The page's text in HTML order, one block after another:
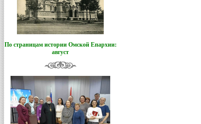
По страницам истории Омской Епархии:
август